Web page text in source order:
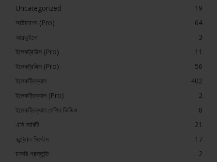
Uncategorized
19
অটোমেশন (Pro)
64
আরডুইনো
3
ইলেকট্রনিক্স (Pro)
11
ইলেকট্রনিক্স (Pro)
56
ইলেকট্রিক্যাল
402
ইলেকট্রিক্যাল (Pro)
2
ইলেকট্রিক্যাল মেশিন ভিডিও
8
এসি সার্কিট
21
কন্ট্রোল সিস্টেম
17
চাকরি প্রস্তুতি
2